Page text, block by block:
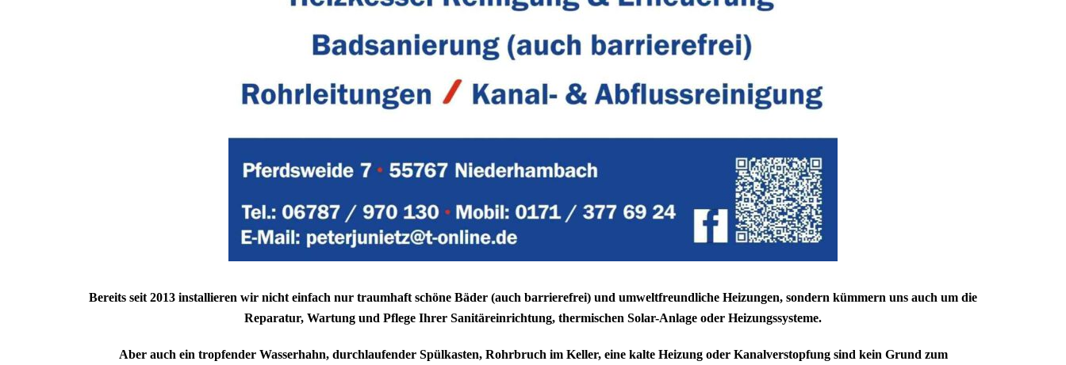
Bereits seit 2013 installieren wir nicht einfach nur traumhaft schöne Bäder (auch barrierefrei) und umweltfreundliche Heizungen, sondern kümmern uns auch um die
Reparatur, Wartung und Pflege Ihrer Sanitäreinrichtung, thermischen Solar-Anlage oder Heizungssysteme.
Aber auch ein tropfender Wasserhahn, durchlaufender Spülkasten, Rohrbruch im Keller, eine kalte Heizung oder Kanalverstopfung sind kein Grund zum